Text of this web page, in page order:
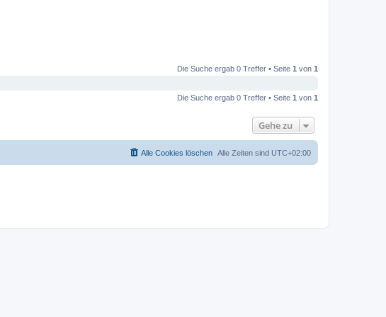
Die Suche ergab 0 Treffer • Seite 1 von 1
Die Suche ergab 0 Treffer • Seite 1 von 1
Gehe zu
Alle Zeiten sind UTC+02:00
Alle Cookies löschen